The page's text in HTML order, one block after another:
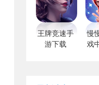
王牌竞速手
游下载
慢
戏